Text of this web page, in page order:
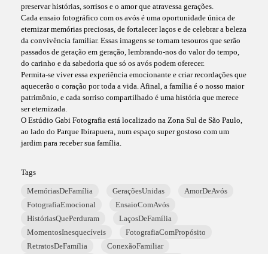
preservar histórias, sorrisos e o amor que atravessa gerações.
Cada ensaio fotográfico com os avós é uma oportunidade única de
eternizar memórias preciosas, de fortalecer laços e de celebrar a beleza
da convivência familiar. Essas imagens se tornam tesouros que serão
passados de geração em geração, lembrando-nos do valor do tempo,
do carinho e da sabedoria que só os avós podem oferecer.
Permita-se viver essa experiência emocionante e criar recordações que
aquecerão o coração por toda a vida. Afinal, a família é o nosso maior
patrimônio, e cada sorriso compartilhado é uma história que merece
ser eternizada.
O Estúdio Gabi Fotografia está localizado na Zona Sul de São Paulo,
ao lado do Parque Ibirapuera, num espaço super gostoso com um
jardim para receber sua família.
Tags
MemóriasDeFamília GeraçõesUnidas
AmorDeAvós
FotografiaEmocional
EnsaioComAvós
HistóriasQuePerduram
LaçosDeFamília
MomentosInesquecíveis
FotografiaComPropósito
RetratosDeFamília
ConexãoFamiliar